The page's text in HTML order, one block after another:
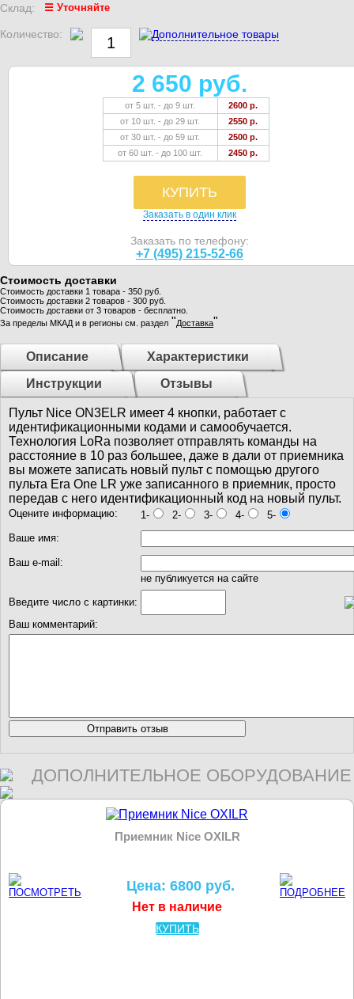
Склад:
☰ Уточняйте
Количество: Дополнительное товары
2 650 руб.
от 5 шт. - до 9 шт.
2600 р.
от 10 шт. - до 29 шт.
2550 р.
от 30 шт. - до 59 шт.
2500 р.
от 60 шт. - до 100 шт.
2450 р.
КУПИТЬ
Заказать в один клик
Заказать по телефону:
+7 (495) 215-52-66
Стоимость доставки
Стоимость доставки 1 товара - 350 руб.
Стоимость доставки 2 товаров - 300 руб.
Стоимость доставки от 3 товаров - бесплатно.
За пределы МКАД и в регионы см. раздел "Доставка"
Описание
Характеристики
Инструкции
Отзывы
Пульт Nice ON3ELR имеет 4 кнопки, работает с
идентификационными кодами и самообучается.
Технология LoRa позволяет отправлять команды на
расстояние в 10 раз большее, даже в дали от приемника
вы можете записать новый пульт с помощью другого
пульта Era One LR уже записанного в приемник, просто
передав с него идентификационный код на новый пульт.
Оцените информацию: 1- 2- 3- 4-
5-
Ваше имя:
Ваш e-mail:
не публикуется на сайте
Введите число с картинки:
Ваш комментарий:
ДОПОЛНИТЕЛЬНОЕ ОБОРУДОВАНИЕ
Приемник Nice OXILR
Цена: 6800 руб.
Нет в наличие
КУПИТЬ